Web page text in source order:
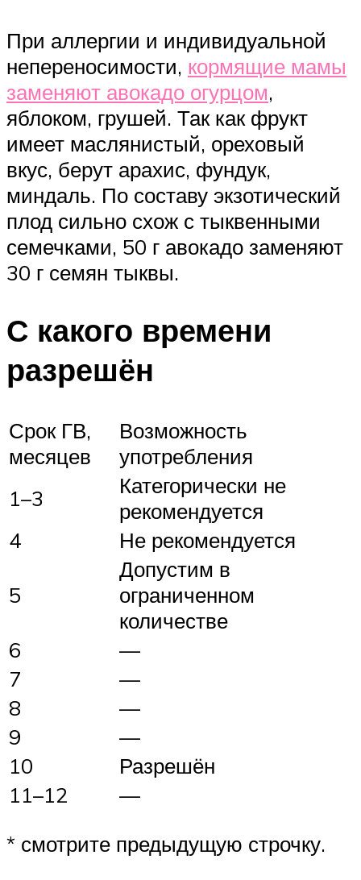
При аллергии и индивидуальной
непереносимости, кормящие мамы
заменяют авокадо огурцом,
яблоком, грушей. Так как фрукт
имеет маслянистый, ореховый
вкус, берут арахис, фундук,
миндаль. По составу экзотический
плод сильно схож с тыквенными
семечками, 50 г авокадо заменяют
30 г семян тыквы.
С какого времени
разрешён
Срок ГВ,
месяцев
Возможность
употребления
1–3
Категорически не
рекомендуется
4
Не рекомендуется
5
Допустим в
ограниченном
количестве
6
—
7
—
8
—
9
—
10
Разрешён
11–12
—
* смотрите предыдущую строчку.